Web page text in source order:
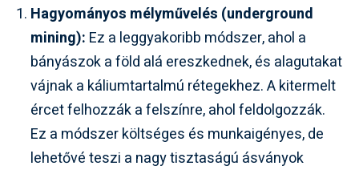
Hagyományos mélyművelés (underground
mining): Ez a leggyakoribb módszer, ahol a
bányászok a föld alá ereszkednek, és alagutakat
vájnak a káliumtartalmú rétegekhez. A kitermelt
ércet felhozzák a felszínre, ahol feldolgozzák.
Ez a módszer költséges és munkaigényes, de
lehetővé teszi a nagy tisztaságú ásványok